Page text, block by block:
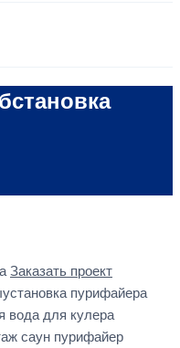
Заказать проект
пурифайера
вода для кулера
саун пурифайер